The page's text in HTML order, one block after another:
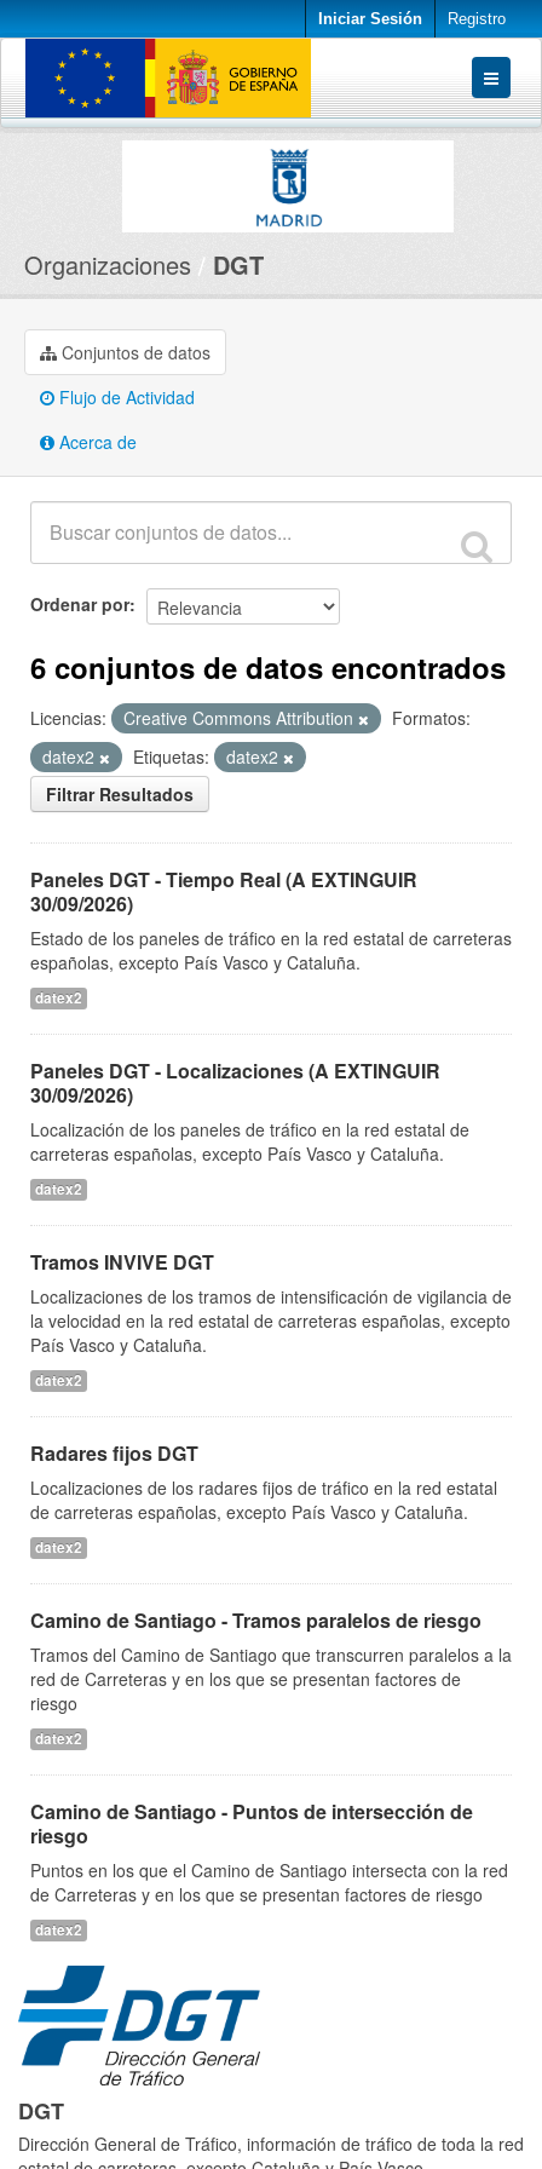
Iniciar Sesión Registro
Conjuntos de datos
Organizaciones DGT
Conjuntos de datos
Flujo de Actividad
Acerca de
Ordenar por
6 conjuntos de datos encontrados
Licencias: Creative Commons Attribution
Formatos:
datex2
Etiquetas:
datex2
Filtrar Resultados
Paneles DGT - Tiempo Real (A EXTINGUIR
30/09/2026)
Estado de los paneles de tráfico en la red estatal de carreteras
españolas, excepto País Vasco y Cataluña.
datex2
Paneles DGT - Localizaciones (A EXTINGUIR
30/09/2026)
Localización de los paneles de tráfico en la red estatal de
carreteras españolas, excepto País Vasco y Cataluña.
datex2
Tramos INVIVE DGT
Localizaciones de los tramos de intensificación de vigilancia de
la velocidad en la red estatal de carreteras españolas, excepto
País Vasco y Cataluña.
datex2
Radares fijos DGT
Localizaciones de los radares fijos de tráfico en la red estatal
de carreteras españolas, excepto País Vasco y Cataluña.
datex2
Camino de Santiago - Tramos paralelos de riesgo
Tramos del Camino de Santiago que transcurren paralelos a la
red de Carreteras y en los que se presentan factores de
riesgo
datex2
Camino de Santiago - Puntos de intersección de
riesgo
Puntos en los que el Camino de Santiago intersecta con la red
de Carreteras y en los que se presentan factores de riesgo
datex2
DGT
Dirección General de Tráfico, información de tráfico de toda la red